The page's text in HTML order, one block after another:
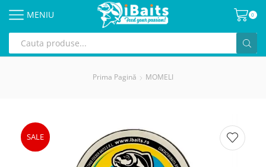
MENIU 0
Prima Pagină MOMELI
SALE